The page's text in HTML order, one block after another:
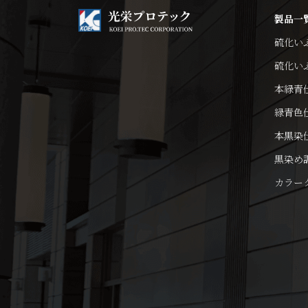
製品一
硫化い
硫化い
本緑青
緑青色
本黒染
黒染め
カラー